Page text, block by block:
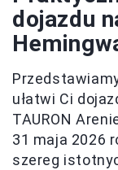
dojazdu
ułatwi Ci
TAURON
31 maja 2026
szereg